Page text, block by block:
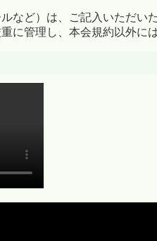
など）は、ご記入いただい
に管理し、本会規約以外に